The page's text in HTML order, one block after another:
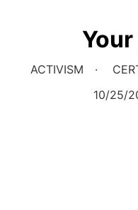
ACTIVISM
10/25/